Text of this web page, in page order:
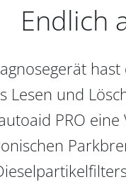
Endlich
Lesen und
PRO